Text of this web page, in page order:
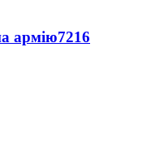
армію7216